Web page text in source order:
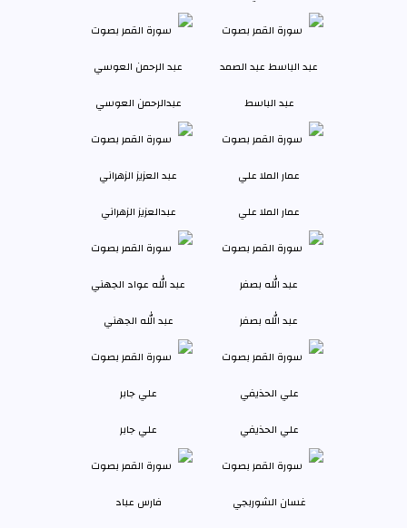
عبد الباسط عبدالرحمن العوسي
عمار الملا علي عبدالعزيز الزهراني
عبد الله بصفر عبد الله الجهني
علي الحذيفي علي جابر